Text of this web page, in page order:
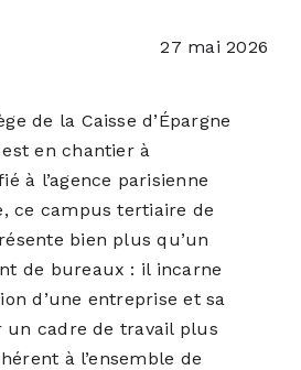
27 mai 2026
de la Caisse d’Épargne
en chantier à
à l’agence parisienne
ce campus tertiaire de
bien plus qu’un
de bureaux : il incarne
d’une entreprise et sa
un cadre de travail plus
à l’ensemble de